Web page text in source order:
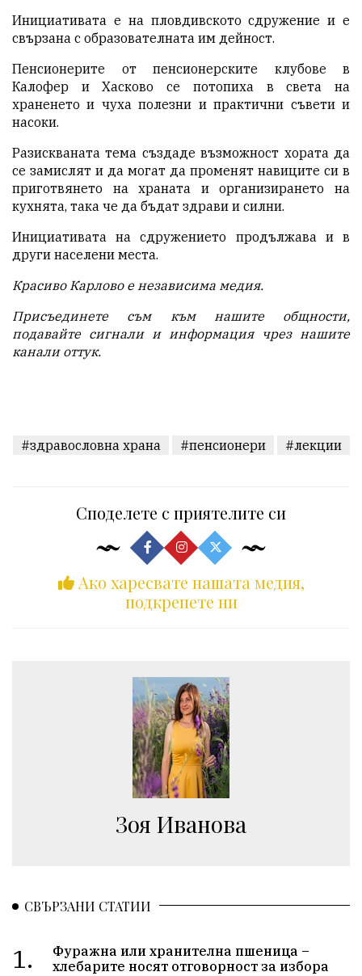
Инициативата е на пловдивското сдружение и е
свързана с образователната им дейност.
Пенсионерите от пенсионерските клубове в
Калофер и Хасково се потопиха в света на
храненето и чуха полезни и практични съвети и
насоки.
Разискваната тема създаде възможност хората да
се замислят и да могат да променят навиците си в
приготвянето на храната и организирането на
кухнята, така че да бъдат здрави и силни.
Инициативата на сдружението продължава и в
други населени места.
Красиво Карлово е независима медия.
Присъединете съм към нашите общности,
подавайте сигнали и информация чрез нашите
канали оттук.
#здравословна храна #пенсионери #лекции
Споделете с приятелите си
Ако харесвате нашата медия,
подкрепете ни
Зоя Иванова
СВЪРЗАНИ СТАТИИ
1.
Фуражна или хранителна пшеница –
хлебарите носят отговорност за избора